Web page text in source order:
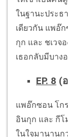
ในฐานะประธ
เดียวกัน แพอ๊
กุก และ ชเวจ
เธอกลับมีบาง
EP. 8 (
แพอ๊กซอน โก
อินกุก และ กีโ
ในใจมานานก